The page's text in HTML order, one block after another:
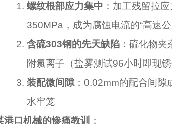
螺纹根部应力集中 ：加工残留拉
350MPa，成为腐蚀电流的“高速公
含硫303钢的先天缺陷：硫化物夹
附氯离子（盐雾测试96小时即现锈
装配微间隙：0.02mm的配合间隙
水牢笼
港口机械的惨痛教训
：